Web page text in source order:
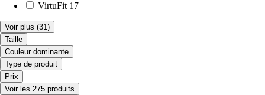
VirtuFit 17
Voir plus (31)
Taille
Couleur dominante
Type de produit
Prix
Voir les 275 produits